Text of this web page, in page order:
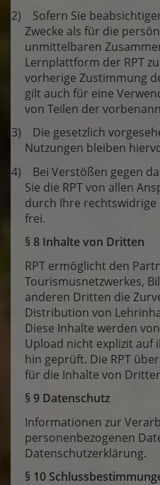
(2) Sofern Sie
Zwecke als für die
unmittelbaren
Lernplattform der RPT
vorherige Zustimmung
gilt auch für eine
von Teilen der
(3) Die gesetzlich
Nutzungen bleiben
(4) Bei Verstößen gegen
Sie die RPT von allen
durch Ihre rechtswidrige
frei.
§ 8 Inhalte von Dritten
RPT ermöglicht den
Tourismusnetzwerkes,
anderen Dritten die
Distribution von
Diese Inhalte werden
Upload nicht explizit auf
hin geprüft. Die RPT
für die Inhalte von
§ 9 Datenschutz
Informationen zur
personenbezogenen
Datenschutzerklärung.
§ 10